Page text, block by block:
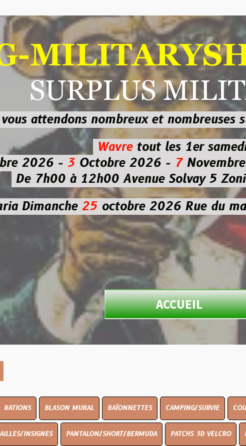
SURPLUS
nombreux et nombreusessur les
Wavre
tout les 1er samedi
-3Octobre 2026 - 7Novembre 2026
à 12h00 Avenue Solvay 5 Zoning
25octobre 2026Rue du marché
ACCUEIL
BLASON MURAL BAÏONNETTES CAMPING/SURVIE COUTELLERIE
PANTALON/SHORT/BERMUDA PATCHS 3D VELCRO PEINTURE